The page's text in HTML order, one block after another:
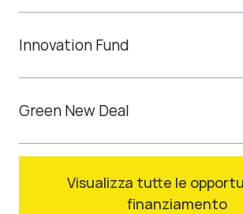
Innovation Fund
Green New Deal
Visualizza tutte le
finanziamento